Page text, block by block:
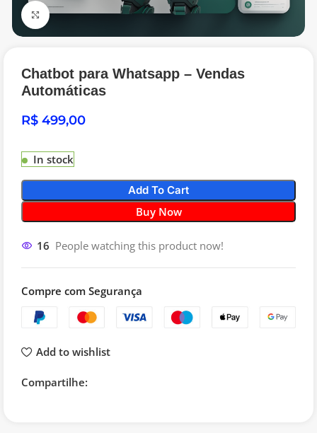
Click to enlarge
Chatbot para Whatsapp – Vendas
Automáticas
R$
In stock
Add To Cart
Buy Now
16 People watching this product now!
Compre com Segurança
Add to wishlist
Compartilhe: